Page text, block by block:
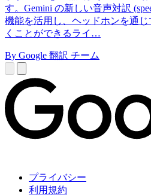
す。Gemini の新しい音声対訳
機能を活用し、ヘッドホンを通
くことができるライ…
By Google 翻訳 チーム
プライバシー
利用規約